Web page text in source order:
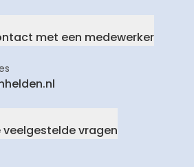
met een medewerker
veelgestelde vragen